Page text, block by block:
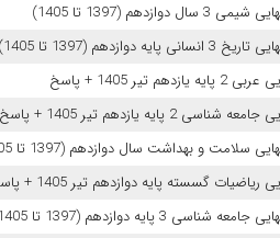
(1397 تا 1405)
دوازدهم (1397 تا 1405)
تیر 1405 + پاسخ
2 پایه یازدهم تیر 1405 + پاسخ
سلامت و بهداشت سال دوازدهم (1397 تا 1405)
گسسته پایه دوازدهم تیر 1405 + پاسخ
3 پایه دوازدهم (1397 تا 1405)